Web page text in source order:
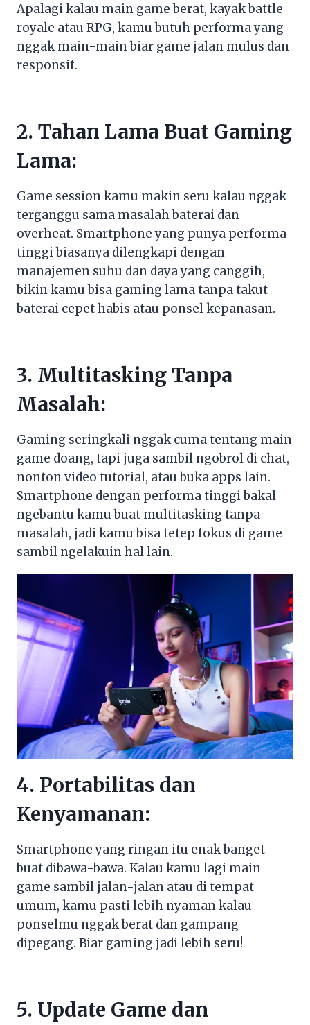
Apalagi kalau main game berat, kayak battle
royale atau RPG, kamu butuh performa yang
nggak main-main biar game jalan mulus dan
responsif.
2. Tahan Lama Buat Gaming
Lama:
Game session kamu makin seru kalau nggak
terganggu sama masalah baterai dan
overheat. Smartphone yang punya performa
tinggi biasanya dilengkapi dengan
manajemen suhu dan daya yang canggih,
bikin kamu bisa gaming lama tanpa takut
baterai cepet habis atau ponsel kepanasan.
3. Multitasking Tanpa
Masalah:
Gaming seringkali nggak cuma tentang main
game doang, tapi juga sambil ngobrol di chat,
nonton video tutorial, atau buka apps lain.
Smartphone dengan performa tinggi bakal
ngebantu kamu buat multitasking tanpa
masalah, jadi kamu bisa tetep fokus di game
sambil ngelakuin hal lain.
4. Portabilitas dan
Kenyamanan:
Smartphone yang ringan itu enak banget
buat dibawa-bawa. Kalau kamu lagi main
game sambil jalan-jalan atau di tempat
umum, kamu pasti lebih nyaman kalau
ponselmu nggak berat dan gampang
dipegang. Biar gaming jadi lebih seru!
5. Update Game dan